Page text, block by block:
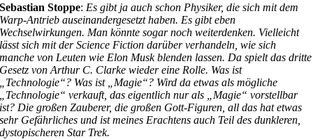
Sebastian Stoppe: Es gibt ja auch schon Physiker, die sich mit dem
Warp-Antrieb auseinandergesetzt haben. Es gibt eben
Wechselwirkungen. Man könnte sogar noch weiterdenken. Vielleicht
lässt sich mit der Science Fiction darüber verhandeln, wie sich
manche von Leuten wie Elon Musk blenden lassen. Da spielt das dritte
Gesetz von Arthur C. Clarke wieder eine Rolle. Was ist
„Technologie“? Was ist „Magie“? Wird da etwas als mögliche
„Technologie“ verkauft, das eigentlich nur als „Magie“ vorstellbar
ist? Die großen Zauberer, die großen Gott-Figuren, all das hat etwas
sehr Gefährliches und ist meines Erachtens auch Teil des dunkleren,
dystopischeren Star Trek.